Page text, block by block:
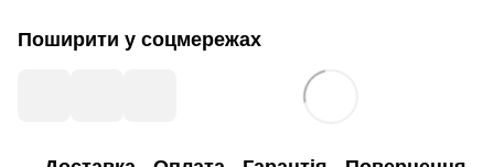
Поширити у соцмережах